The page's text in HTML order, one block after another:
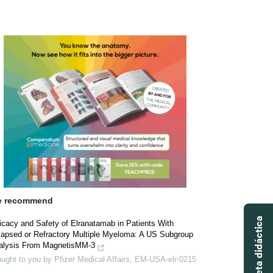
recommend
and Safety of Elranatamab in Patients With
or Refractory Multiple Myeloma: A US Subgroup
From MagnetisMM-3
to you by Pfizer Medical Affairs, EM-USA-elr-0215